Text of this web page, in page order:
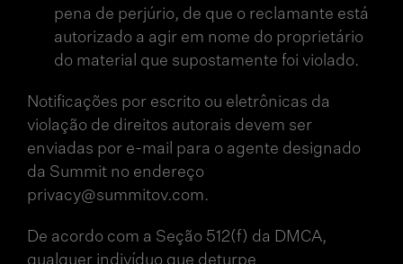
pena de perjúrio, de que o reclamante está
autorizado a agir em nome do proprietário
do material que supostamente foi violado.
Notificações por escrito ou eletrônicas da
violação de direitos autorais devem ser
enviadas por e-mail para o agente designado
da Summit no endereço
privacy@summitov.com.
De acordo com a Seção 512(f) da DMCA,
qualquer indivíduo que deturpe